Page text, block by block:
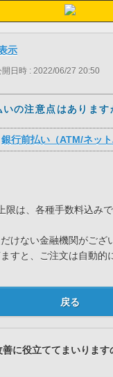
示
開日時 : 2022/06/27 20:50
の注意点はあります
銀行前払い（ATM/ネット
限は、各種手数料込み
けない金融機関がござ
すと、ご注文は自動的
戻る
に役立ててまいりま